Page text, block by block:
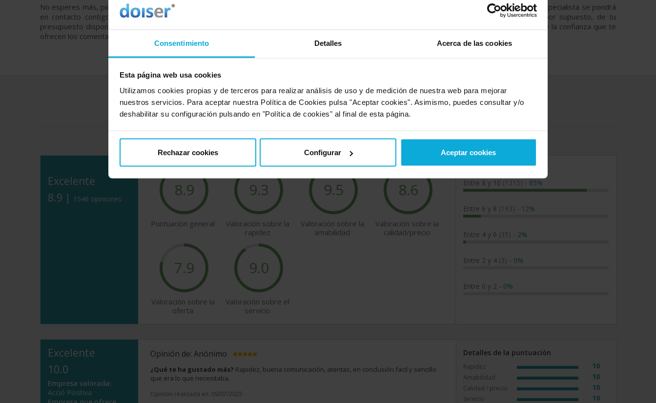
Consentimiento Detalles Acerca de las cookies
Esta página web usa cookies
Utilizamos cookies propias y de terceros para realizar análisis de uso y de medición de nuestra web para mejorar
nuestros servicios. Para aceptar nuestra Política de Cookies pulsa "Aceptar cookies". Asimismo, puedes consultar y/o
deshabilitar su configuración pulsando en "Política de cookies" al final de esta página.
Rechazar cookies Configurar Aceptar cookies
No esperes más, pide ahora más información y precio sin compromiso sobre todos los
másteres y posgrados que te ofrecemosy un consultor especialista se pondrá
en contacto contigo para ayudarte a encontrar la mejor alternativa para ti en función de tus intereses, de tu horario, de tu disponibilidad y, por supuesto, de tu
presupuesto disponible. Si lo prefieres, también puedes navegar entre todas las ofertas que te ofrecemos y elegir la tuya. Tendrás la tranquilidad y la confianza que te
ofrecen los comentarios y valoraciones basados en la experiencia real de nuestros miles de usuarios profesionales.
VALORACIONES DE NUESTROS USUARIOS
Excelente
8.9 |
1546 opiniones 8.9
Puntuación general
9.3
Valoración sobre la
rapidez
9.5
Valoración sobre la
amabilidad
8.6
Valoración sobre la
calidad/precio
7.9
Valoración sobre la
oferta
9.0
Valoración sobre el
servicio
Entre 8 y 10 (1315) - 85%
Entre 6 y 8 (193) - 12%
Entre 4 y 6 (35) - 2%
Entre 2 y 4 (3) - 0%
Entre 0 y 2 - 0%
Excelente
10.0
Empresa valorada:
Acció Positiva
Opinión de: Anónimo
¿Qué te ha gustado más? Rapidez, buena comunicación, atentas, en conclusión facil y sencillo
que era lo que necesitaba.
Opinión realizada en: 09/07/2025
Detalles de la puntuación
Rapidez 10
Amabilidad 10
Calidad / precio 10
Servicio 10